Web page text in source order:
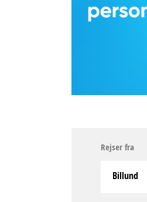
Rejser fra
Billund